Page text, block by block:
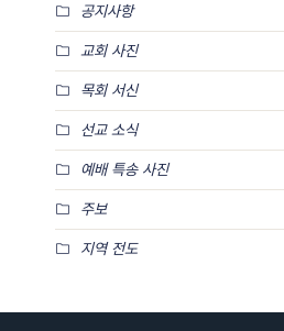
공지사항
교회 사진
목회 서신
선교 소식
예배 특송 사진
주보
지역 전도